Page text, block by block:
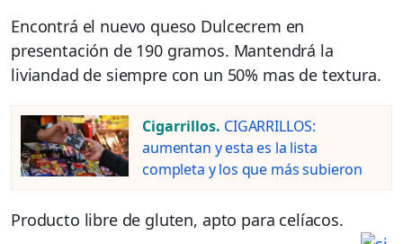
Encontrá el nuevo queso Dulcecrem en
presentación de 190 gramos. Mantendrá la
liviandad de siempre con un 50% mas de textura.
Cigarrillos. CIGARRILLOS:
aumentan y esta es la lista
completa y los que más subieron
Producto libre de gluten, apto para celíacos.